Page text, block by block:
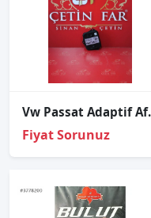
Vw
Fiyat Sorunuz